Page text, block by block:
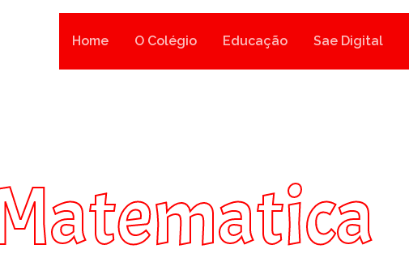
Home O Colégio Educação Sae Digital